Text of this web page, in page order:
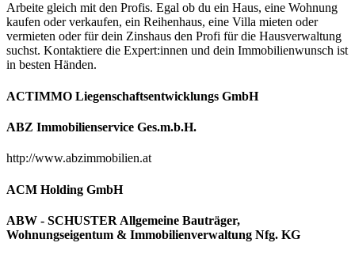
Arbeite gleich mit den Profis. Egal ob du ein Haus, eine Wohnung
kaufen oder verkaufen, ein Reihenhaus, eine Villa mieten oder
vermieten oder für dein Zinshaus den Profi für die Hausverwaltung
suchst. Kontaktiere die Expert:innen und dein Immobilienwunsch ist
in besten Händen.
ACTIMMO Liegenschaftsentwicklungs GmbH
ABZ Immobilienservice Ges.m.b.H.
http://www.abzimmobilien.at
ACM Holding GmbH
ABW - SCHUSTER Allgemeine Bauträger,
Wohnungseigentum & Immobilienverwaltung Nfg. KG